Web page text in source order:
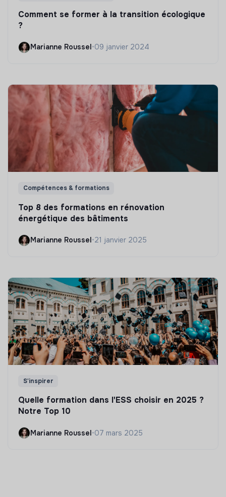
Comment se former à la transition écologique
?
Marianne Roussel •09 janvier 2024
Compétences & formations
Top 8 des formations en rénovation
énergétique des bâtiments
Marianne Roussel•21 janvier 2025
S'inspirer
Quelle formation dans l'ESS choisir en 2025 ?
Notre Top 10
Marianne Roussel•07 mars 2025